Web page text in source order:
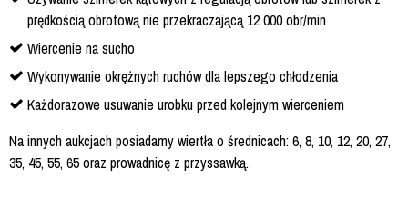
prędkością obrotową nie przekraczającą 12 000 obr/min
Wiercenie na sucho
Wykonywanie okrężnych ruchów dla lepszego chłodzenia
Każdorazowe usuwanie urobku przed kolejnym wierceniem
Na innych aukcjach posiadamy wiertła o średnicach: 6, 8, 10, 12, 20, 27,
35, 45, 55, 65 oraz prowadnicę z przyssawką.